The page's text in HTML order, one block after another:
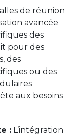
de réunion
avancée
des
pour des
des
ou des
aux besoins
: L’intégration